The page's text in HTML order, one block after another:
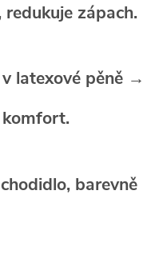
zápach.
latexové pěně →
komfort.
, barevně